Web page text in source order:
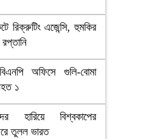
রিক্রুটিং এজেন্সি, হুমকির
অফিসে গুলি-বোমা
১
হারিয়ে বিশ্বকাপের
তুলল ভারত